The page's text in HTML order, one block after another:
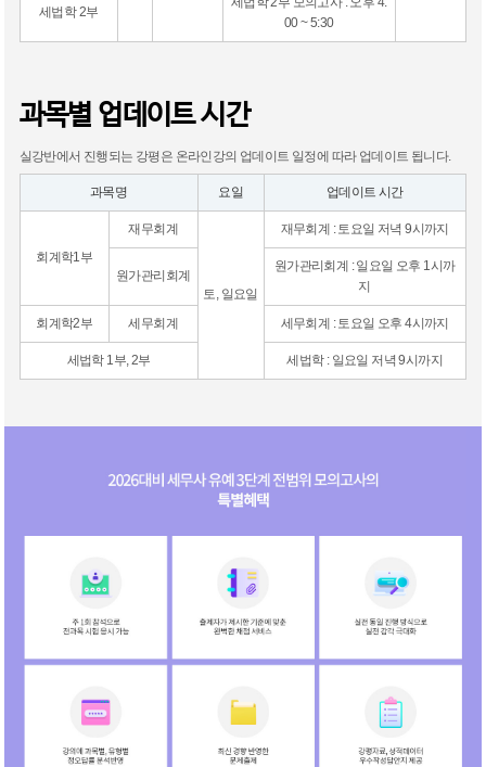
세법학 2부
00 ~ 5:30
과목별 업데이트 시간
실강반에서 진행되는 강평은 온라인강의 업데이트 일정에 따라 업데이트 됩니다.
과목명 요일 업데이트 시간
회계학1부
재무회계
토, 일요일
재무회계 : 토요일 저녁 9시까지
원가관리회계
원가관리회계 : 일요일 오후 1시까
지
회계학2부 세무회계 세무회계 : 토요일 오후 4시까지
세법학 1부, 2부 세법학 : 일요일 저녁 9시까지